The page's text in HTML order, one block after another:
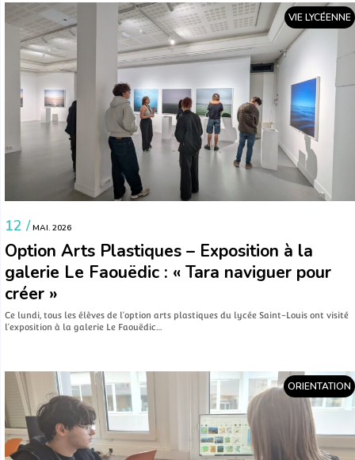
VIE LYCÉENNE
12 / MAI. 2026
Option Arts Plastiques – Exposition à la
galerie Le Faouëdic : « Tara naviguer pour
créer »
Ce lundi, tous les élèves de l’option arts plastiques du lycée Saint-Louis ont visité
l’exposition à la galerie Le Faouëdic…
ORIENTATION